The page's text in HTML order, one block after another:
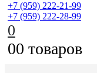
+7 (959) 222-21-99
+7 (959) 222-28-99
0
00 товаров